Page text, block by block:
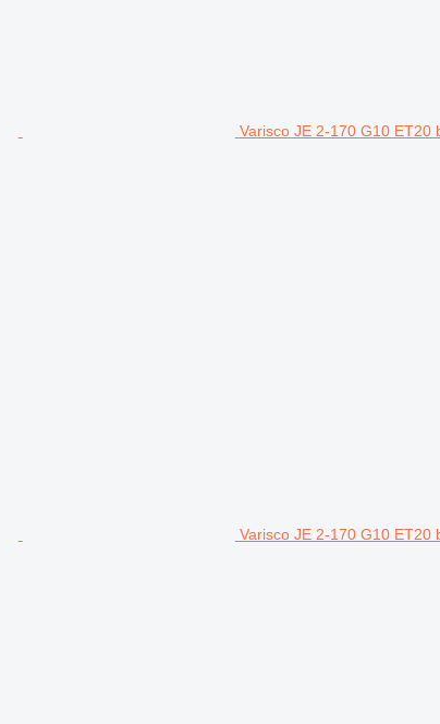
Varisco JE 2-170 G10 ET20
Varisco JE 2-170 G10 ET20